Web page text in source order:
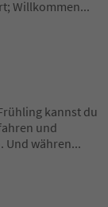
Willkommen...
kannst du
und
Und währen...